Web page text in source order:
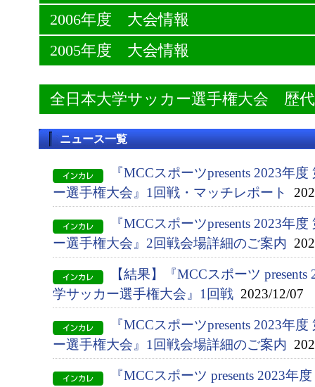
2006年度 大会情報
2005年度 大会情報
全日本大学サッカー選手権大会 歴
ニュース一覧
『MCCスポーツpresents 2023年
ー選手権大会』1回戦・マッチレポート
『MCCスポーツpresents 2023年
ー選手権大会』2回戦会場詳細のご案内
【結果】『MCCスポーツ
学サッカー選手権大会』1回戦 2023/12/07
『MCCスポーツpresents 2023年
ー選手権大会』1回戦会場詳細のご案内
『MCCスポーツ presents 2023年